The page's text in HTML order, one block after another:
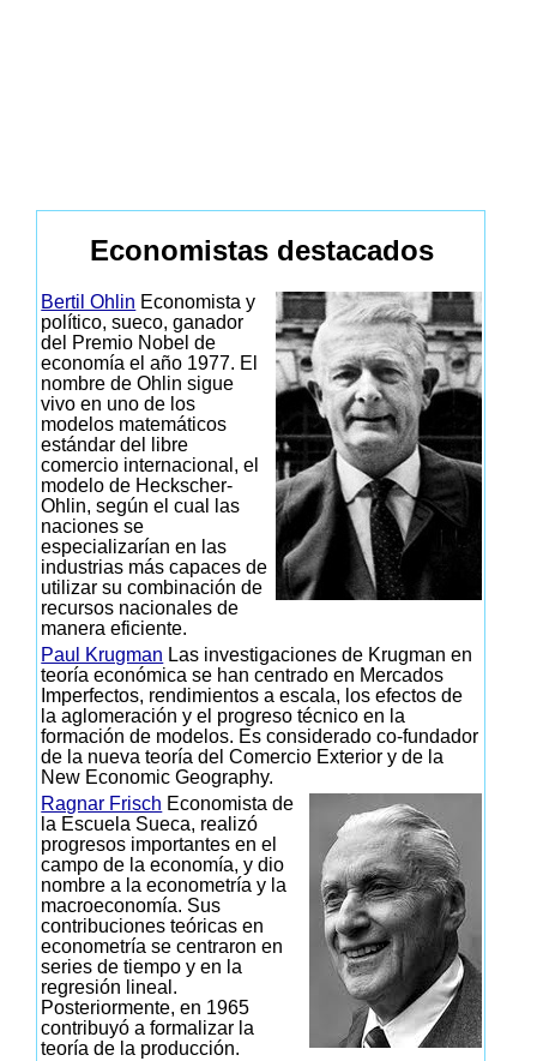
Economistas destacados
Bertil Ohlin Economista y
político, sueco, ganador
del Premio Nobel de
economía el año 1977. El
nombre de Ohlin sigue
vivo en uno de los
modelos matemáticos
estándar del libre
comercio internacional, el
modelo de Heckscher-
Ohlin, según el cual las
naciones se
especializarían en las
industrias más capaces de
utilizar su combinación de
recursos nacionales de
manera eficiente.
Paul Krugman Las investigaciones de Krugman en
teoría económica se han centrado en Mercados
Imperfectos, rendimientos a escala, los efectos de
la aglomeración y el progreso técnico en la
formación de modelos. Es considerado co-fundador
de la nueva teoría del Comercio Exterior y de la
New Economic Geography.
Ragnar Frisch Economista de
la Escuela Sueca, realizó
progresos importantes en el
campo de la economía, y dio
nombre a la econometría y la
macroeconomía. Sus
contribuciones teóricas en
econometría se centraron en
series de tiempo y en la
regresión lineal.
Posteriormente, en 1965
contribuyó a formalizar la
teoría de la producción.